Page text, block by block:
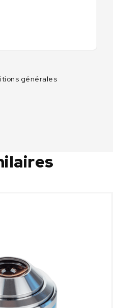
générales